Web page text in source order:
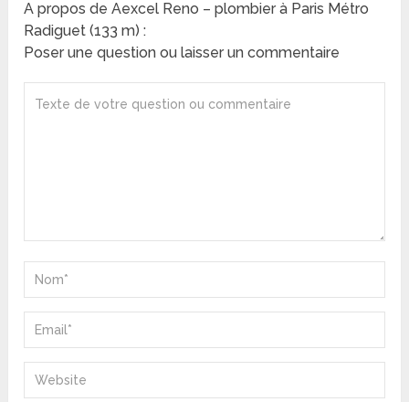
A propos de Aexcel Reno – plombier à Paris Métro
Radiguet (133 m) :
Poser une question ou laisser un commentaire